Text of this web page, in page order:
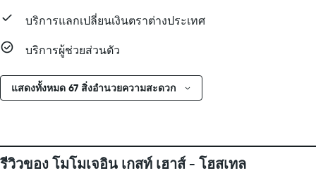
บริการแลกเปลี่ยนเงินตราต่างประเทศ
บริการผู้ช่วยส่วนตัว
แสดงทั้งหมด 67 สิ่งอำนวยความสะดวก
รีวิวของ โมโมเจอิน เกสท์ เฮาส์ - โฮสเทล